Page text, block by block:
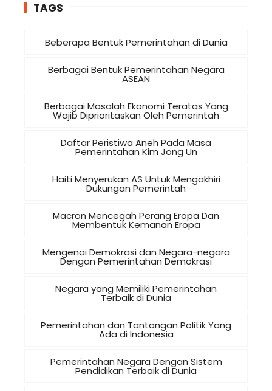
TAGS
Beberapa Bentuk Pemerintahan di Dunia
Berbagai Bentuk Pemerintahan Negara
ASEAN
Berbagai Masalah Ekonomi Teratas Yang
Wajib Diprioritaskan Oleh Pemerintah
Daftar Peristiwa Aneh Pada Masa
Pemerintahan Kim Jong Un
Haiti Menyerukan AS Untuk Mengakhiri
Dukungan Pemerintah
Macron Mencegah Perang Eropa Dan
Membentuk Kemanan Eropa
Mengenai Demokrasi dan Negara-negara
Dengan Pemerintahan Demokrasi
Negara yang Memiliki Pemerintahan
Terbaik di Dunia
Pemerintahan dan Tantangan Politik Yang
Ada di Indonesia
Pemerintahan Negara Dengan Sistem
Pendidikan Terbaik di Dunia